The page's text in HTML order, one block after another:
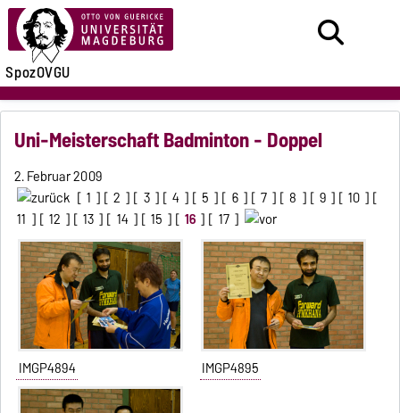
SpozOVGU
Uni-Meisterschaft Badminton - Doppel
2. Februar 2009
[ 1 ] [ 2 ] [ 3 ] [ 4 ] [ 5 ] [ 6 ] [ 7 ] [ 8 ] [ 9 ] [ 10 ] [
11 ] [ 12 ] [ 13 ] [ 14 ] [ 15 ] [ 16 ] [ 17 ]
IMGP4894 IMGP4895